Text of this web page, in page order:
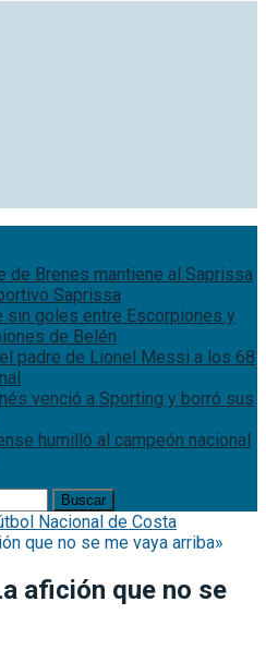
de Brenes mantiene al Saprissa
Saprissa
sin goles entre Escorpiones y
de Belén
padre de Lionel Messi a los 68
venció a Sporting y borró sus
humilló al campeón nacional
Nacional de Costa
que no se me vaya arriba»
afición que no se